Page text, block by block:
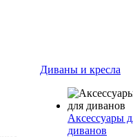
Диваны и кресла
Аксессуары
диванов